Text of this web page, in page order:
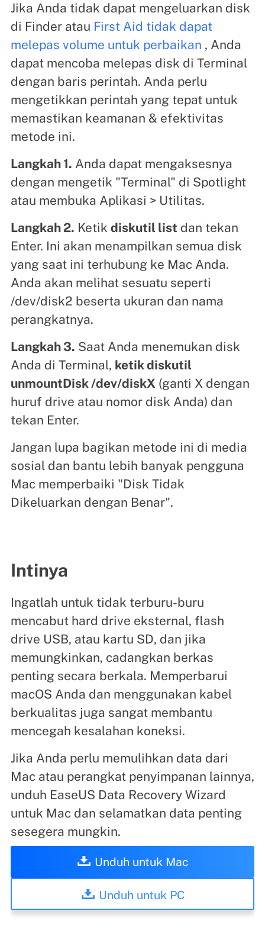
Jika Anda tidak dapat mengeluarkan disk
di Finder atau First Aid tidak dapat
melepas volume untuk perbaikan , Anda
dapat mencoba melepas disk di Terminal
dengan baris perintah. Anda perlu
mengetikkan perintah yang tepat untuk
memastikan keamanan & efektivitas
metode ini.
Langkah 1. Anda dapat mengaksesnya
dengan mengetik "Terminal" di Spotlight
atau membuka Aplikasi > Utilitas.
Langkah 2. Ketik diskutil list dan tekan
Enter. Ini akan menampilkan semua disk
yang saat ini terhubung ke Mac Anda.
Anda akan melihat sesuatu seperti
/dev/disk2 beserta ukuran dan nama
perangkatnya.
Langkah 3. Saat Anda menemukan disk
Anda di Terminal, ketik diskutil
unmountDisk /dev/diskX(ganti X dengan
huruf drive atau nomor disk Anda) dan
tekan Enter.
Jangan lupa bagikan metode ini di media
sosial dan bantu lebih banyak pengguna
Mac memperbaiki "Disk Tidak
Dikeluarkan dengan Benar".
Intinya
Ingatlah untuk tidak terburu-buru
mencabut hard drive eksternal, flash
drive USB, atau kartu SD, dan jika
memungkinkan, cadangkan berkas
penting secara berkala. Memperbarui
macOS Anda dan menggunakan kabel
berkualitas juga sangat membantu
mencegah kesalahan koneksi.
Jika Anda perlu memulihkan data dari
Mac atau perangkat penyimpanan lainnya,
unduh EaseUS Data Recovery Wizard
untuk Mac dan selamatkan data penting
sesegera mungkin.
Unduh untuk Mac
Unduh untuk PC